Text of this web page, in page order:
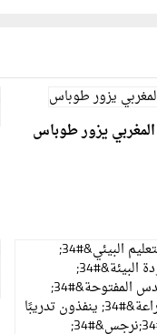
المغربي يزور طوباس